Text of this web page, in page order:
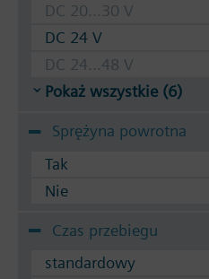
DC 20...30 V
DC 24 V
DC 24...48 V
Pokaż wszystkie (6)
Sprężyna powrotna
Tak
Nie
Czas przebiegu
standardowy